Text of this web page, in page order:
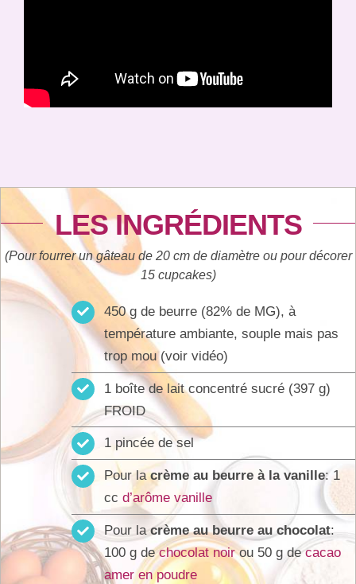
LES INGRÉDIENTS
(Pour fourrer un gâteau de 20 cm de diamètre ou pour décorer
15 cupcakes)
450 g de beurre (82% de MG), à
température ambiante, souple mais pas
trop mou (voir vidéo)
1 boîte de lait concentré sucré (397 g)
FROID
1 pincée de sel
Pour lacrème au beurre à la vanille: 1
cc d’arôme vanille
Pour lacrème au beurre au chocolat:
100 g dechocolat noirou 50 g decacao
amer en poudre